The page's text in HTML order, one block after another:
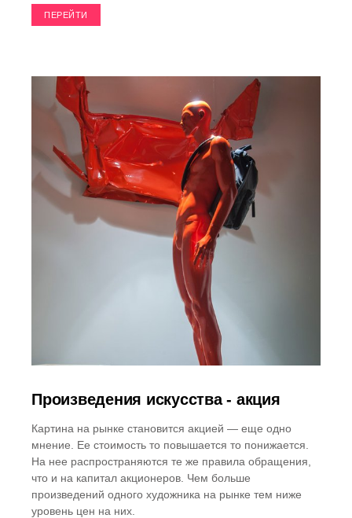
ПЕРЕЙТИ
Произведения искусства - акция
Картина на рынке становится акцией — еще одно
мнение. Ее стоимость то повышается то понижается.
На нее распространяются те же правила обращения,
что и на капитал акционеров. Чем больше
произведений одного художника на рынке тем ниже
уровень цен на них.